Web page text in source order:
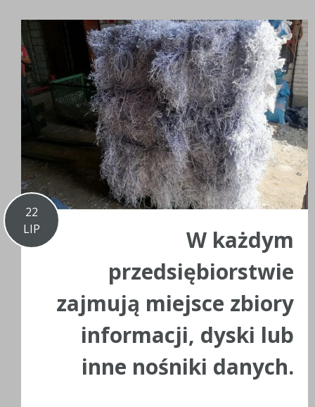
22
LIP
W każdym
przedsiębiorstwie
zajmują miejsce zbiory
informacji, dyski lub
inne nośniki danych.